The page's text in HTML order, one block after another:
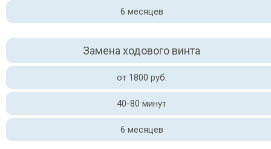
6 месяцев
Замена ходового винта
от 1800 руб.
40-80 минут
6 месяцев